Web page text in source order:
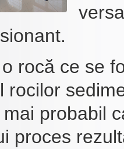
rocă ce se
rocilor
probabil
proces